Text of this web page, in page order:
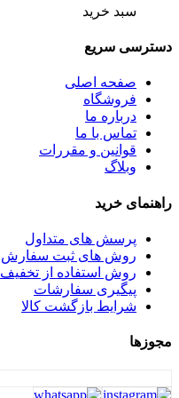
نوین صنعت
هایلو
همارا
هوفیلوس
ویپ
یونیک
یونیکس
سبد خرید
دسترسی سریع
صفحه اصلی
فروشگاه
درباره ما
تماس با ما
قوانین و مقررات
وبلاگ
راهنمای خرید
پرسش های متداول
روش های ثبت سفارش
روش استفاده از تخفیف
پیگیری سفارشات
شرایط بازگشت کالا
مجوزها